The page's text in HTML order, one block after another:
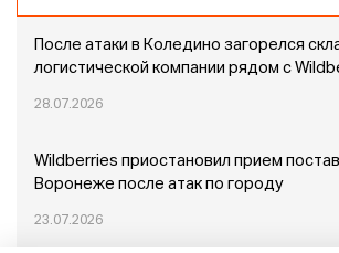
После атаки в Коледино загорелся
логистической компании рядом с
28.07.2026
Wildberries приостановил прием
Воронеже после атак по городу
23.07.2026